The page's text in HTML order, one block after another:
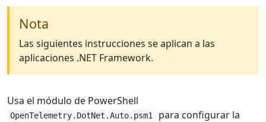
Nota
Las siguientes instrucciones se aplican a las
aplicaciones .NET Framework.
Usa el módulo de PowerShell
OpenTelemetry.DotNet.Auto.psm1
para configurar la